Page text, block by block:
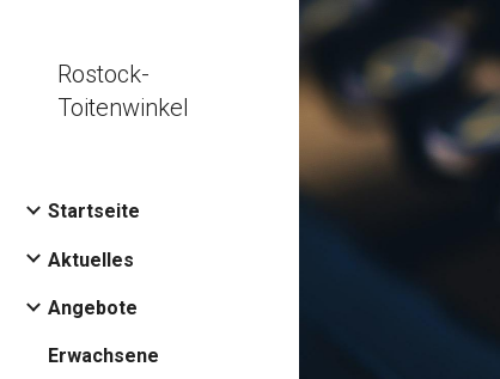
Rostock-
Toitenwinkel
Startseite
Aktuelles
Angebote
Erwachsene